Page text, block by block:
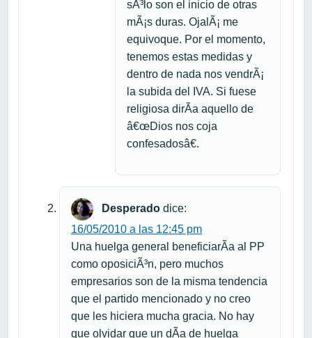
sÃ³lo son el inicio de otras
mÃ¡s duras. OjalÃ¡ me
equivoque. Por el momento,
tenemos estas medidas y
dentro de nada nos vendrÃ¡
la subida del IVA. Si fuese
religiosa dirÃ­a aquello de
â€œDios nos coja
confesadosâ€.
Desperado dice:
16/05/2010 a las 12:45 pm
Una huelga general beneficiarÃ­a al PP
como oposiciÃ³n, pero muchos
empresarios son de la misma tendencia
que el partido mencionado y no creo
que les hiciera mucha gracia. No hay
que olvidar que un dÃ­a de huelga